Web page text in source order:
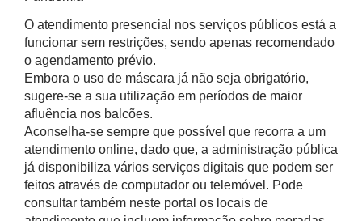
O atendimento presencial nos serviços públicos está a
funcionar sem restrições, sendo apenas recomendado
o agendamento prévio.
Embora o uso de máscara já não seja obrigatório,
sugere-se a sua utilização em períodos de maior
afluência nos balcões.
Aconselha-se sempre que possível que recorra a um
atendimento online, dado que, a administração pública
já disponibiliza vários serviços digitais que podem ser
feitos através de computador ou telemóvel. Pode
consultar também neste portal os locais de